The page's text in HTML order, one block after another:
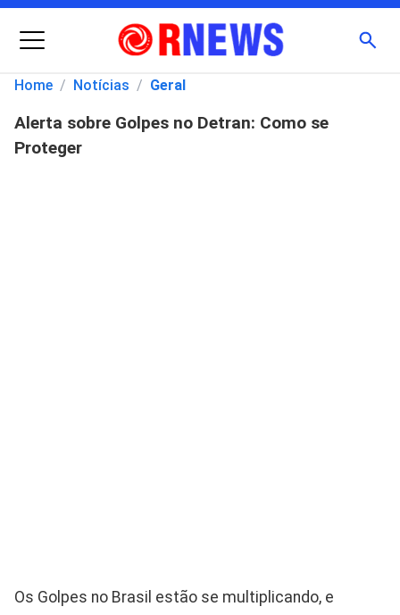
Menu
Pesquisar
por:
Home / Notícias / Geral
Alerta sobre Golpes no Detran: Como se
Proteger
Os Golpes no Brasil estão se multiplicando, e